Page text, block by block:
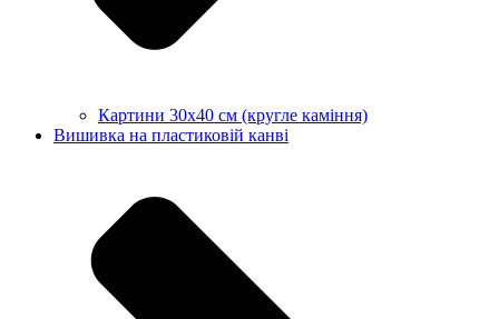
Картини 30х40 см (кругле каміння)
Вишивка на пластиковій канві